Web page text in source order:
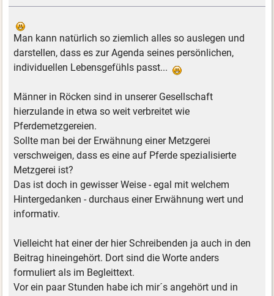
Man kann natürlich so ziemlich alles so auslegen und
darstellen, dass es zur Agenda seines persönlichen,
individuellen Lebensgefühls passt...
Männer in Röcken sind in unserer Gesellschaft
hierzulande in etwa so weit verbreitet wie
Pferdemetzgereien.
Sollte man bei der Erwähnung einer Metzgerei
verschweigen, dass es eine auf Pferde spezialisierte
Metzgerei ist?
Das ist doch in gewisser Weise - egal mit welchem
Hintergedanken - durchaus einer Erwähnung wert und
informativ.
Vielleicht hat einer der hier Schreibenden ja auch in den
Beitrag hineingehört. Dort sind die Worte anders
formuliert als im Begleittext.
Vor ein paar Stunden habe ich mir´s angehört und in